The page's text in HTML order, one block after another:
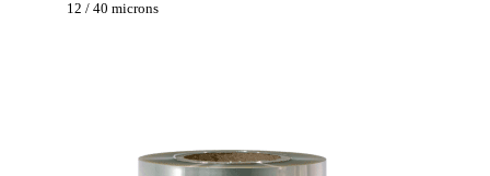
12 / 40 microns